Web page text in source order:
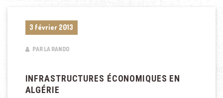
3 février 2013
PAR LA RANDO
INFRASTRUCTURES ÉCONOMIQUES EN
ALGÉRIE